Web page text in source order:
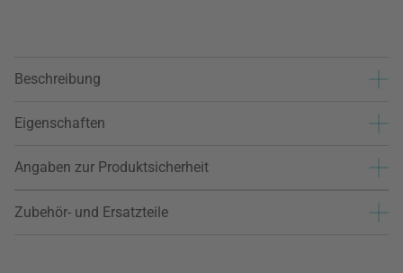
Beschreibung
Eigenschaften
Angaben zur Produktsicherheit
Zubehör- und Ersatzteile